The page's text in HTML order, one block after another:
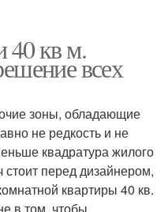
40 кв м.
всех
зоны, обладающие
не редкость и не
квадратура жилого
перед дизайнером,
квартиры 40 кв.
в том, чтобы